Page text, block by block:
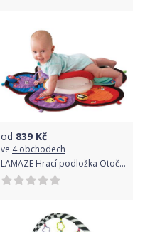
od 839 Kč
ve 4 obchodech
LAMAZE Hrací podložka Otočná zahrádka